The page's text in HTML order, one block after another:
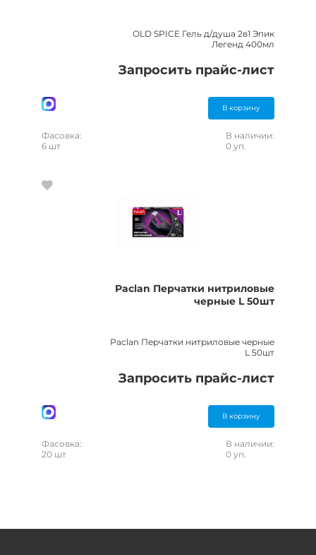
OLD SPICE Гель д/душа 2в1 Эпик
Легенд 400мл
Запросить прайс-лист
В корзину
Фасовка:
6 шт
В наличии:
0 уп.
Paclan Перчатки нитриловые
черные L 50шт
Paclan Перчатки нитриловые черные
L 50шт
Запросить прайс-лист
В корзину
Фасовка:
20 шт
В наличии:
0 уп.